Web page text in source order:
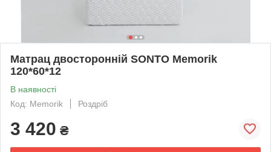
Матрац двосторонній SONTO Memorik
120*60*12
В наявності
Код: Memorik
Роздріб
3 420 ₴